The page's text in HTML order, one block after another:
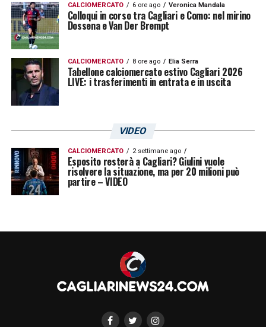
CALCIOMERCATO 6 ore ago Veronica Mandala
Colloqui in corso tra Cagliari e Como: nel mirino
Dossena e Van Der Brempt
CALCIOMERCATO 8 ore ago Elia Serra
Tabellone calciomercato estivo Cagliari 2026
LIVE: i trasferimenti in entrata e in uscita
VIDEO
CALCIOMERCATO 2 settimane ago
Esposito resterà a Cagliari? Giulini vuole
risolvere la situazione, ma per 20 milioni può
partire – VIDEO